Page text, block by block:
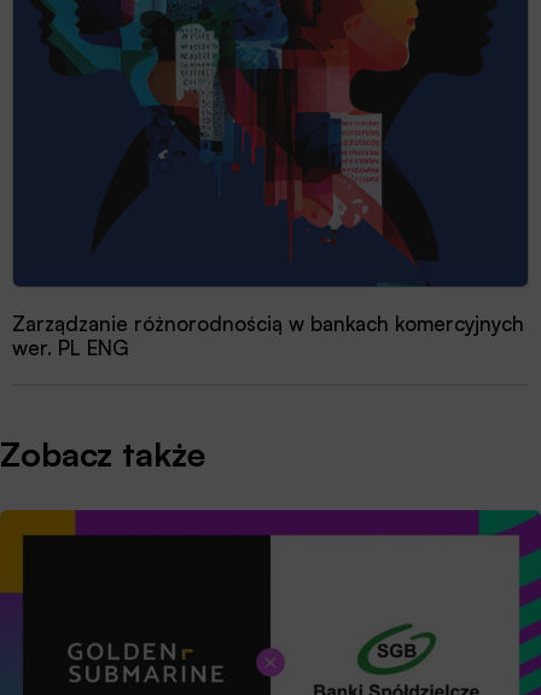
Zarządzanie różnorodnością w bankach komercyjnych
wer. PL ENG
Zobacz także